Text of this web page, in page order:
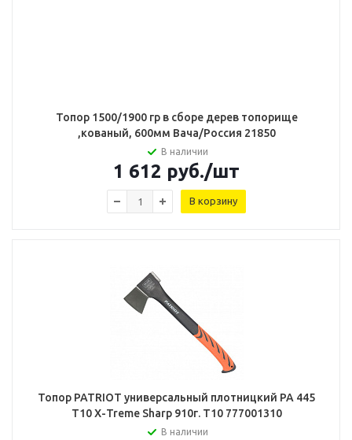
Топор 1500/1900 гр в сборе дерев топорище
,кованый, 600мм Вача/Россия 21850
В наличии
1 612 руб./шт
В корзину
Топор PATRIOT универсальный плотницкий РА 445
Т10 Х-Treme Sharp 910г. Т10 777001310
В наличии